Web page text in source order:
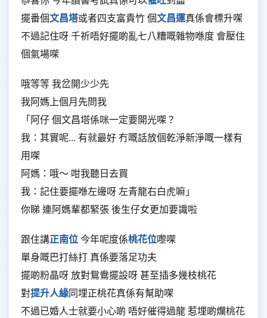
擺番個文昌塔或者四支富貴竹 個文昌運真係會標升㗎
不過記住呀 千祈唔好擺啲亂七八糟嘅雜物喺度 會壓住
個氣場㗎
哦等等 我岔開少少先
我阿媽上個月先問我
「阿仔 個文昌塔係咪一定要開光㗎？
我：其實呢... 有就最好 冇嘅話放個乾淨新淨嘅一樣有
用㗎
阿媽：哦～ 咁我聽日去買
我：記住要擺喺左邊呀 左青龍右白虎嘛」
你睇 連阿媽輩都緊張 後生仔女更加要識啦
跟住講正南位今年呢度係桃花位嚟㗎
單身嘅巴打絲打 真係要落足功夫
擺啲粉晶呀 放對鴛鴦擺設呀 甚至插多幾枝桃花
對提升人緣同埋正桃花真係有幫助㗎
不過已婚人士就要小心啲 唔好催得過龍 惹埋啲爛桃花